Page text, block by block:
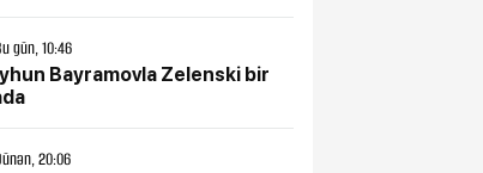
gün, 10:46
Bayramovla Zelenski bir
20:06